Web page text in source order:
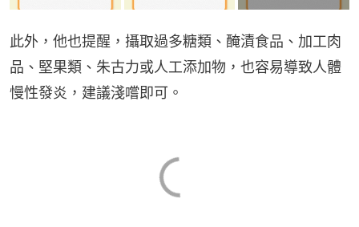
此外，他也提醒，攝取過多糖類、醃漬食品、加工肉
品、堅果類、朱古力或人工添加物，也容易導致人體
慢性發炎，建議淺嚐即可。